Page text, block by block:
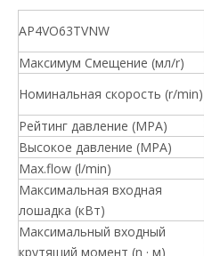
AP4VO63TVNW
Максимум Смещение (мл/r)
Номинальная скорость (r/min)
Рейтинг давление (MPA)
Высокое давление (MPA)
Max.flow (l/min)
Максимальная входная
лошадка (кВт)
Максимальный входный
крутящий момент (n · м)